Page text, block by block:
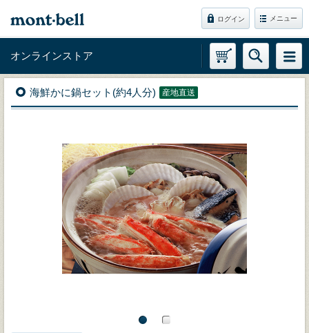
ログイン メニュー
オンラインストア
海鮮かに鍋セット(約4人分) 産地直送